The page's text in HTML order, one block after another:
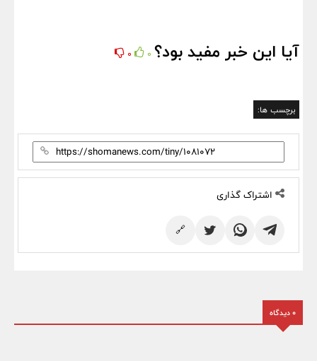
آیا این خبر مفید بود؟ 0
0
برچسب ها:
اشتراک گذاری
🔗
0 دیدگاه